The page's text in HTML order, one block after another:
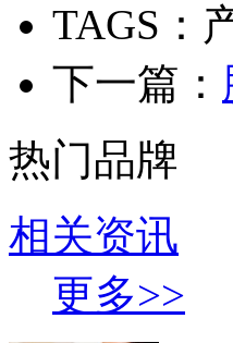
TAGS：
下一篇：
热门品牌
相关资讯
更多>>